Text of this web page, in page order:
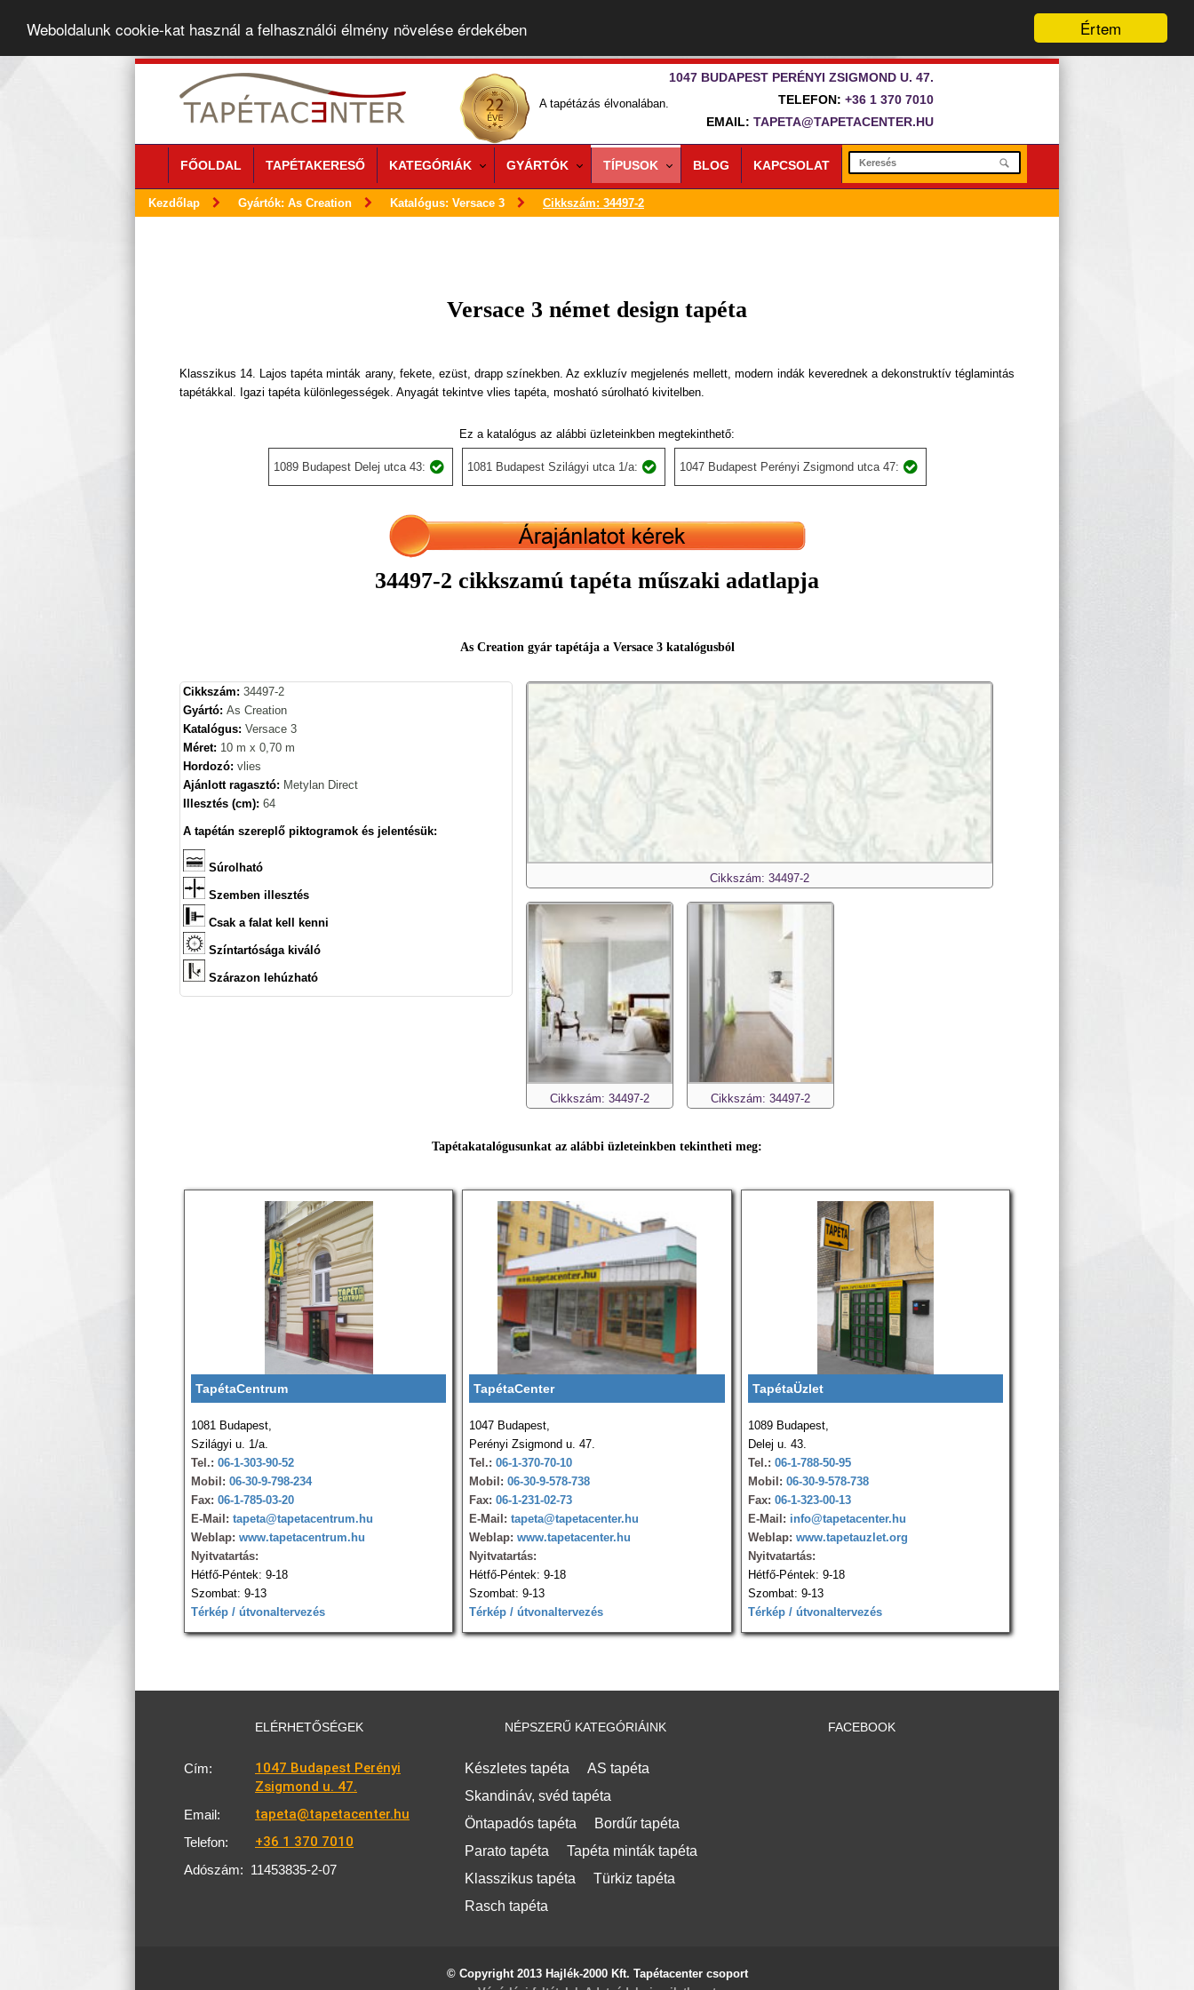
Értem
Weboldalunk cookie-kat használ a felhasználói élmény növelése érdekében
A tapétázás élvonalában.
1047 BUDAPEST PERÉNYI ZSIGMOND U. 47.
TELEFON: +36 1 370 7010
EMAIL: TAPETA@TAPETACENTER.HU
FŐOLDAL TAPÉTAKERESŐ KATEGÓRIÁK GYÁRTÓK TÍPUSOK BLOG KAPCSOLAT
Kezdőlap Gyártók: As Creation Katalógus: Versace 3 Cikkszám: 34497-2
Versace 3 német design tapéta
Klasszikus 14. Lajos tapéta minták arany, fekete, ezüst, drapp színekben. Az exkluzív megjelenés mellett, modern indák keverednek a dekonstruktív téglamintás
tapétákkal. Igazi tapéta különlegességek. Anyagát tekintve vlies tapéta, mosható súrolható kivitelben.
Ez a katalógus az alábbi üzleteinkben megtekinthető:
1089 Budapest Delej utca 43: 1081 Budapest Szilágyi utca 1/a: 1047 Budapest Perényi Zsigmond utca 47:
34497-2 cikkszamú tapéta műszaki adatlapja
As Creation gyár tapétája a Versace 3 katalógusból
Cikkszám: 34497-2
Gyártó: As Creation
Katalógus: Versace 3
Méret: 10 m x 0,70 m
Hordozó: vlies
Ajánlott ragasztó: Metylan Direct
Illesztés (cm): 64
A tapétán szereplő piktogramok és jelentésük:
Súrolható
Szemben illesztés
Csak a falat kell kenni
Színtartósága kiváló
Szárazon lehúzható
Cikkszám: 34497-2
Cikkszám: 34497-2 Cikkszám: 34497-2
Tapétakatalógusunkat az alábbi üzleteinkben tekintheti meg:
TapétaCentrum
1081 Budapest,
Szilágyi u. 1/a.
Tel.: 06-1-303-90-52
Mobil: 06-30-9-798-234
Fax: 06-1-785-03-20
E-Mail: tapeta@tapetacentrum.hu
Weblap: www.tapetacentrum.hu
Nyitvatartás:
Hétfő-Péntek: 9-18
Szombat: 9-13
Térkép / útvonaltervezés
TapétaCenter
1047 Budapest,
Perényi Zsigmond u. 47.
Tel.: 06-1-370-70-10
Mobil: 06-30-9-578-738
Fax: 06-1-231-02-73
E-Mail: tapeta@tapetacenter.hu
Weblap: www.tapetacenter.hu
Nyitvatartás:
Hétfő-Péntek: 9-18
Szombat: 9-13
Térkép / útvonaltervezés
TapétaÜzlet
1089 Budapest,
Delej u. 43.
Tel.: 06-1-788-50-95
Mobil: 06-30-9-578-738
Fax: 06-1-323-00-13
E-Mail: info@tapetacenter.hu
Weblap: www.tapetauzlet.org
Nyitvatartás:
Hétfő-Péntek: 9-18
Szombat: 9-13
Térkép / útvonaltervezés
ELÉRHETŐSÉGEK
Cím:
1047 Budapest Perényi
Zsigmond u. 47.
Email: tapeta@tapetacenter.hu
Telefon: +36 1 370 7010
Adószám: 11453835-2-07
NÉPSZERŰ KATEGÓRIÁINK
Készletes tapéta
AS tapéta
Skandináv, svéd tapéta
Öntapadós tapéta
Bordűr tapéta
Parato tapéta
Tapéta minták tapéta
Klasszikus tapéta
Türkiz tapéta
Rasch tapéta
FACEBOOK
© Copyright 2013 Hajlék-2000 Kft. Tapétacenter csoport